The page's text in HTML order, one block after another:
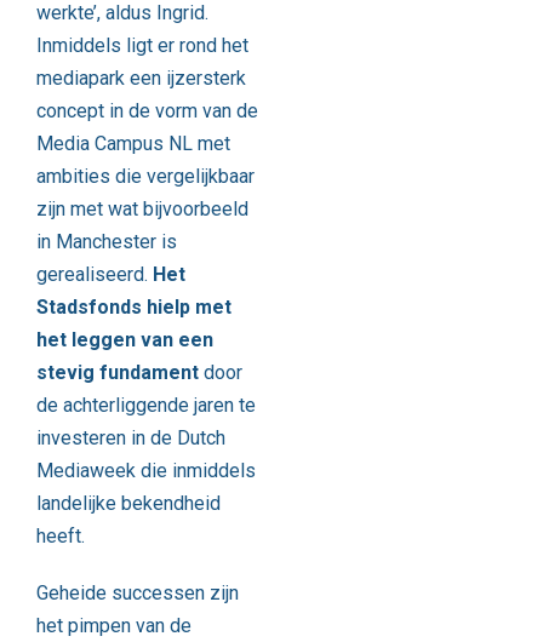
werkte’, aldus Ingrid.
Inmiddels ligt er rond het
mediapark een ijzersterk
concept in de vorm van de
Media Campus NL met
ambities die vergelijkbaar
zijn met wat bijvoorbeeld
in Manchester is
gerealiseerd. Het
Stadsfonds hielp met
het leggen van een
stevig fundament door
de achterliggende jaren te
investeren in de Dutch
Mediaweek die inmiddels
landelijke bekendheid
heeft.
Geheide successen zijn
het pimpen van de